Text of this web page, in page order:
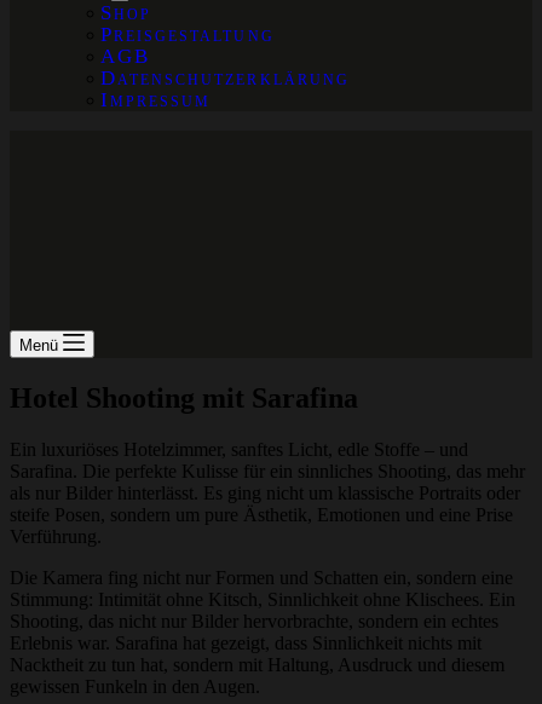
Shop
Preisgestaltung
AGB
Datenschutzerklärung
Impressum
Menü
Hotel Shooting mit Sarafina
Ein luxuriöses Hotelzimmer, sanftes Licht, edle Stoffe – und
Sarafina. Die perfekte Kulisse für ein sinnliches Shooting, das mehr
als nur Bilder hinterlässt. Es ging nicht um klassische Portraits oder
steife Posen, sondern um pure Ästhetik, Emotionen und eine Prise
Verführung.
Die Kamera fing nicht nur Formen und Schatten ein, sondern eine
Stimmung: Intimität ohne Kitsch, Sinnlichkeit ohne Klischees. Ein
Shooting, das nicht nur Bilder hervorbrachte, sondern ein echtes
Erlebnis war. Sarafina hat gezeigt, dass Sinnlichkeit nichts mit
Nacktheit zu tun hat, sondern mit Haltung, Ausdruck und diesem
gewissen Funkeln in den Augen.